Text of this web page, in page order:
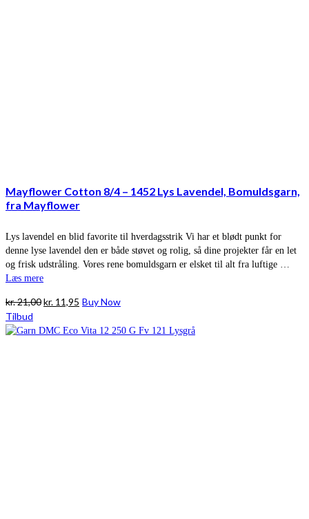
Mayflower Cotton 8/4 – 1452 Lys Lavendel, Bomuldsgarn,
fra Mayflower
Lys lavendel en blid favorite til hverdagsstrik Vi har et blødt punkt for
denne lyse lavendel den er både støvet og rolig, så dine projekter får en let
og frisk udstråling. Vores rene bomuldsgarn er elsket til alt fra luftige …
Læs mere
kr.21,00Den
pris
kr. 11,95 Den
pris
Buy Now
Tilbud